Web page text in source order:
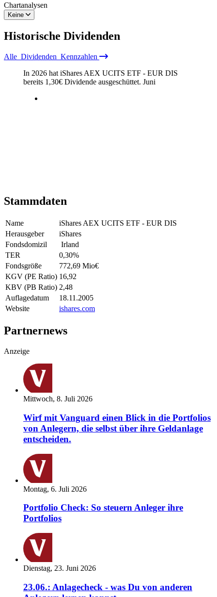
Chartanalysen
Keine
Historische Dividenden
Alle Dividenden Kennzahlen
In 2026 hat iShares AEX UCITS ETF - EUR DIS
bereits 1,30€ Dividende ausgeschüttet. Juni
Stammdaten
Name
iShares AEX UCITS ETF - EUR DIS
Herausgeber
iShares
Fondsdomizil
Irland
TER
0,30%
Fondsgröße
772,69 Mio€
KGV (PE Ratio) 16,92
KBV (PB Ratio) 2,48
Auflagedatum
18.11.2005
Website
ishares.com
Partnernews
Anzeige
Mittwoch, 8. Juli 2026
Wirf mit Vanguard einen Blick in die Portfolios
von Anlegern, die selbst über ihre Geldanlage
entscheiden.
Montag, 6. Juli 2026
Portfolio Check: So steuern Anleger ihre
Portfolios
Dienstag, 23. Juni 2026
23.06.: Anlagecheck - was Du von anderen